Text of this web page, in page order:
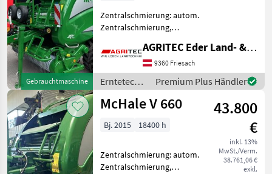
Gebrauchtmaschine
Zentralschmierung: autom.
Zentralschmierung,
Ballenkammer, Druckluft,
Netzbindung,
Rollenniederhalter,
Schneidwerk
Neumaschine!! McHale F5-
550 Rundba
AGRITEC Eder Land- & Forsttechnik GmbH
9360 Friesach
Erntetechnik
Grünland /
McHale
Premium Plus Händler
McHale V 660
43.800
€
inkl. 13%
MwSt./Verm.
38.761,06 €
exkl.
Bj. 2015 18400 h
Zentralschmierung: autom.
Zentralschmierung,